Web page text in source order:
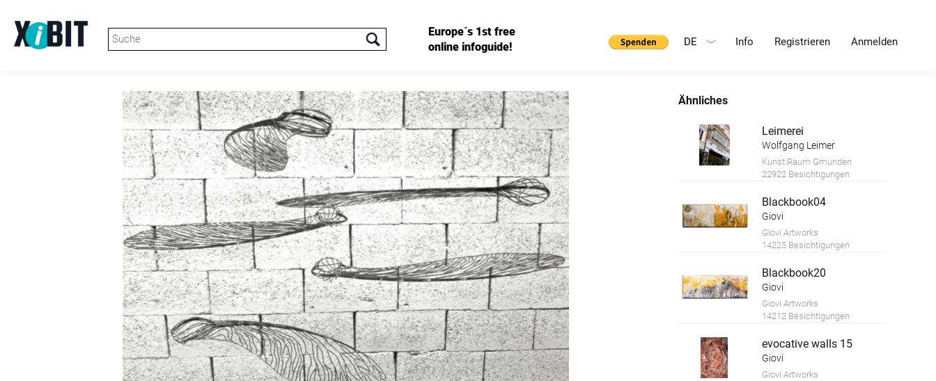
Europe´s 1st free
online infoguide!
Info Registrieren Anmelden
DE
Ähnliches
Leimerei
Wolfgang Leimer
Kunst:Raum Gmunden
22922 Besichtigungen
Blackbook04
Giovi
Giovi Artworks
14225 Besichtigungen
Blackbook20
Giovi
Giovi Artworks
14212 Besichtigungen
evocative walls 15
Giovi
Giovi Artworks